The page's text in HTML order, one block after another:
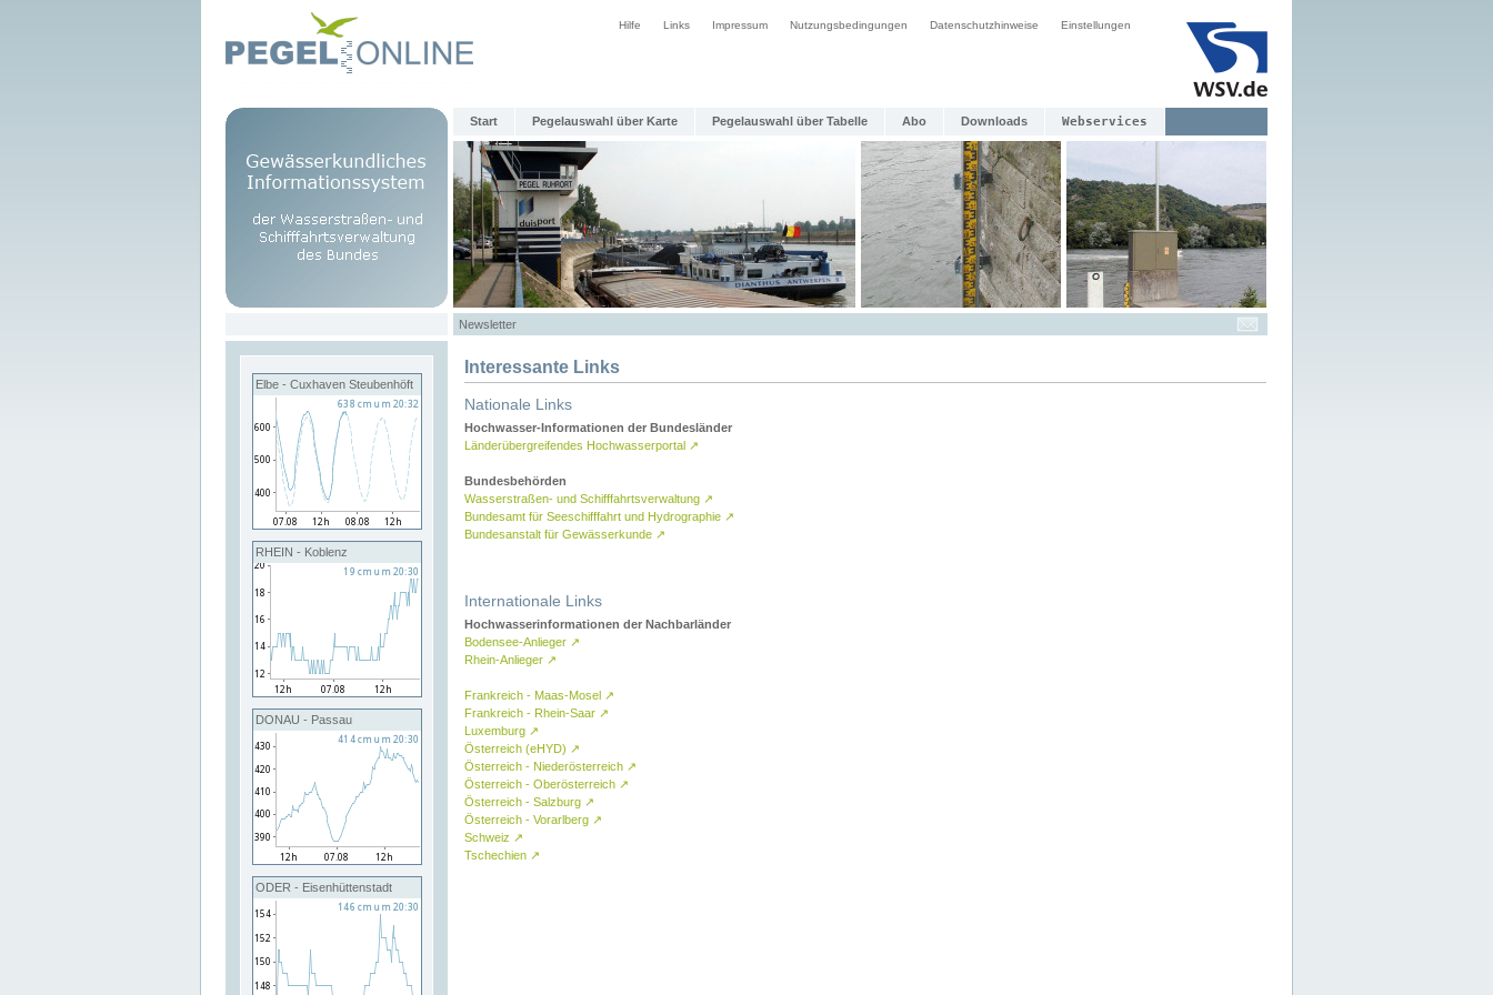
Hilfe Links Impressum Nutzungsbedingungen Datenschutzhinweise Einstellungen
Start Pegelauswahl über Karte Pegelauswahl über Tabelle Abo Downloads Webservices
Newsletter
Elbe - Cuxhaven Steubenhöft
RHEIN - Koblenz
DONAU - Passau
ODER - Eisenhüttenstadt
Interessante Links
Nationale Links
Hochwasser-Informationen der Bundesländer
Länderübergreifendes Hochwasserportal ↗
Bundesbehörden
Wasserstraßen- und Schifffahrtsverwaltung ↗
Bundesamt für Seeschifffahrt und Hydrographie ↗
Bundesanstalt für Gewässerkunde ↗
Internationale Links
Hochwasserinformationen der Nachbarländer
Bodensee-Anlieger ↗
Rhein-Anlieger ↗
Frankreich - Maas-Mosel ↗
Frankreich - Rhein-Saar ↗
Luxemburg ↗
Österreich (eHYD) ↗
Österreich - Niederösterreich ↗
Österreich - Oberösterreich ↗
Österreich - Salzburg ↗
Österreich - Vorarlberg ↗
Schweiz ↗
Tschechien ↗